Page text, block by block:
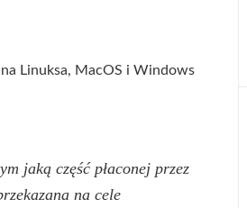
Linuksa, MacOS i Windows
jaką część płaconej przez
na cele